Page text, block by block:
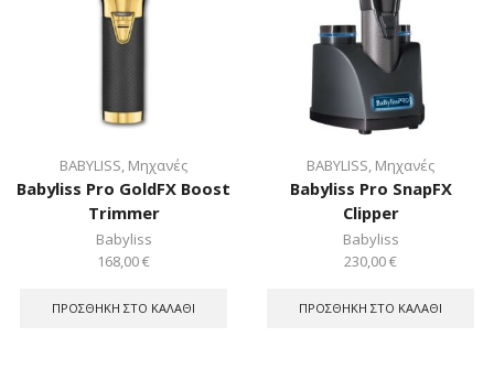
BABYLISS, Μηχανές
Babyliss Pro GoldFX Boost
Trimmer
Babyliss
168,00€
ΠΡΟΣΘΉΚΗ ΣΤΟ ΚΑΛΆΘΙ
BABYLISS, Μηχανές
Babyliss Pro SnapFX
Clipper
Babyliss
230,00€
ΠΡΟΣΘΉΚΗ ΣΤΟ ΚΑΛΆΘΙ